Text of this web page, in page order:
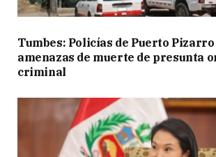
Tumbes: Policías de Puerto
amenazas de muerte de presunta
criminal